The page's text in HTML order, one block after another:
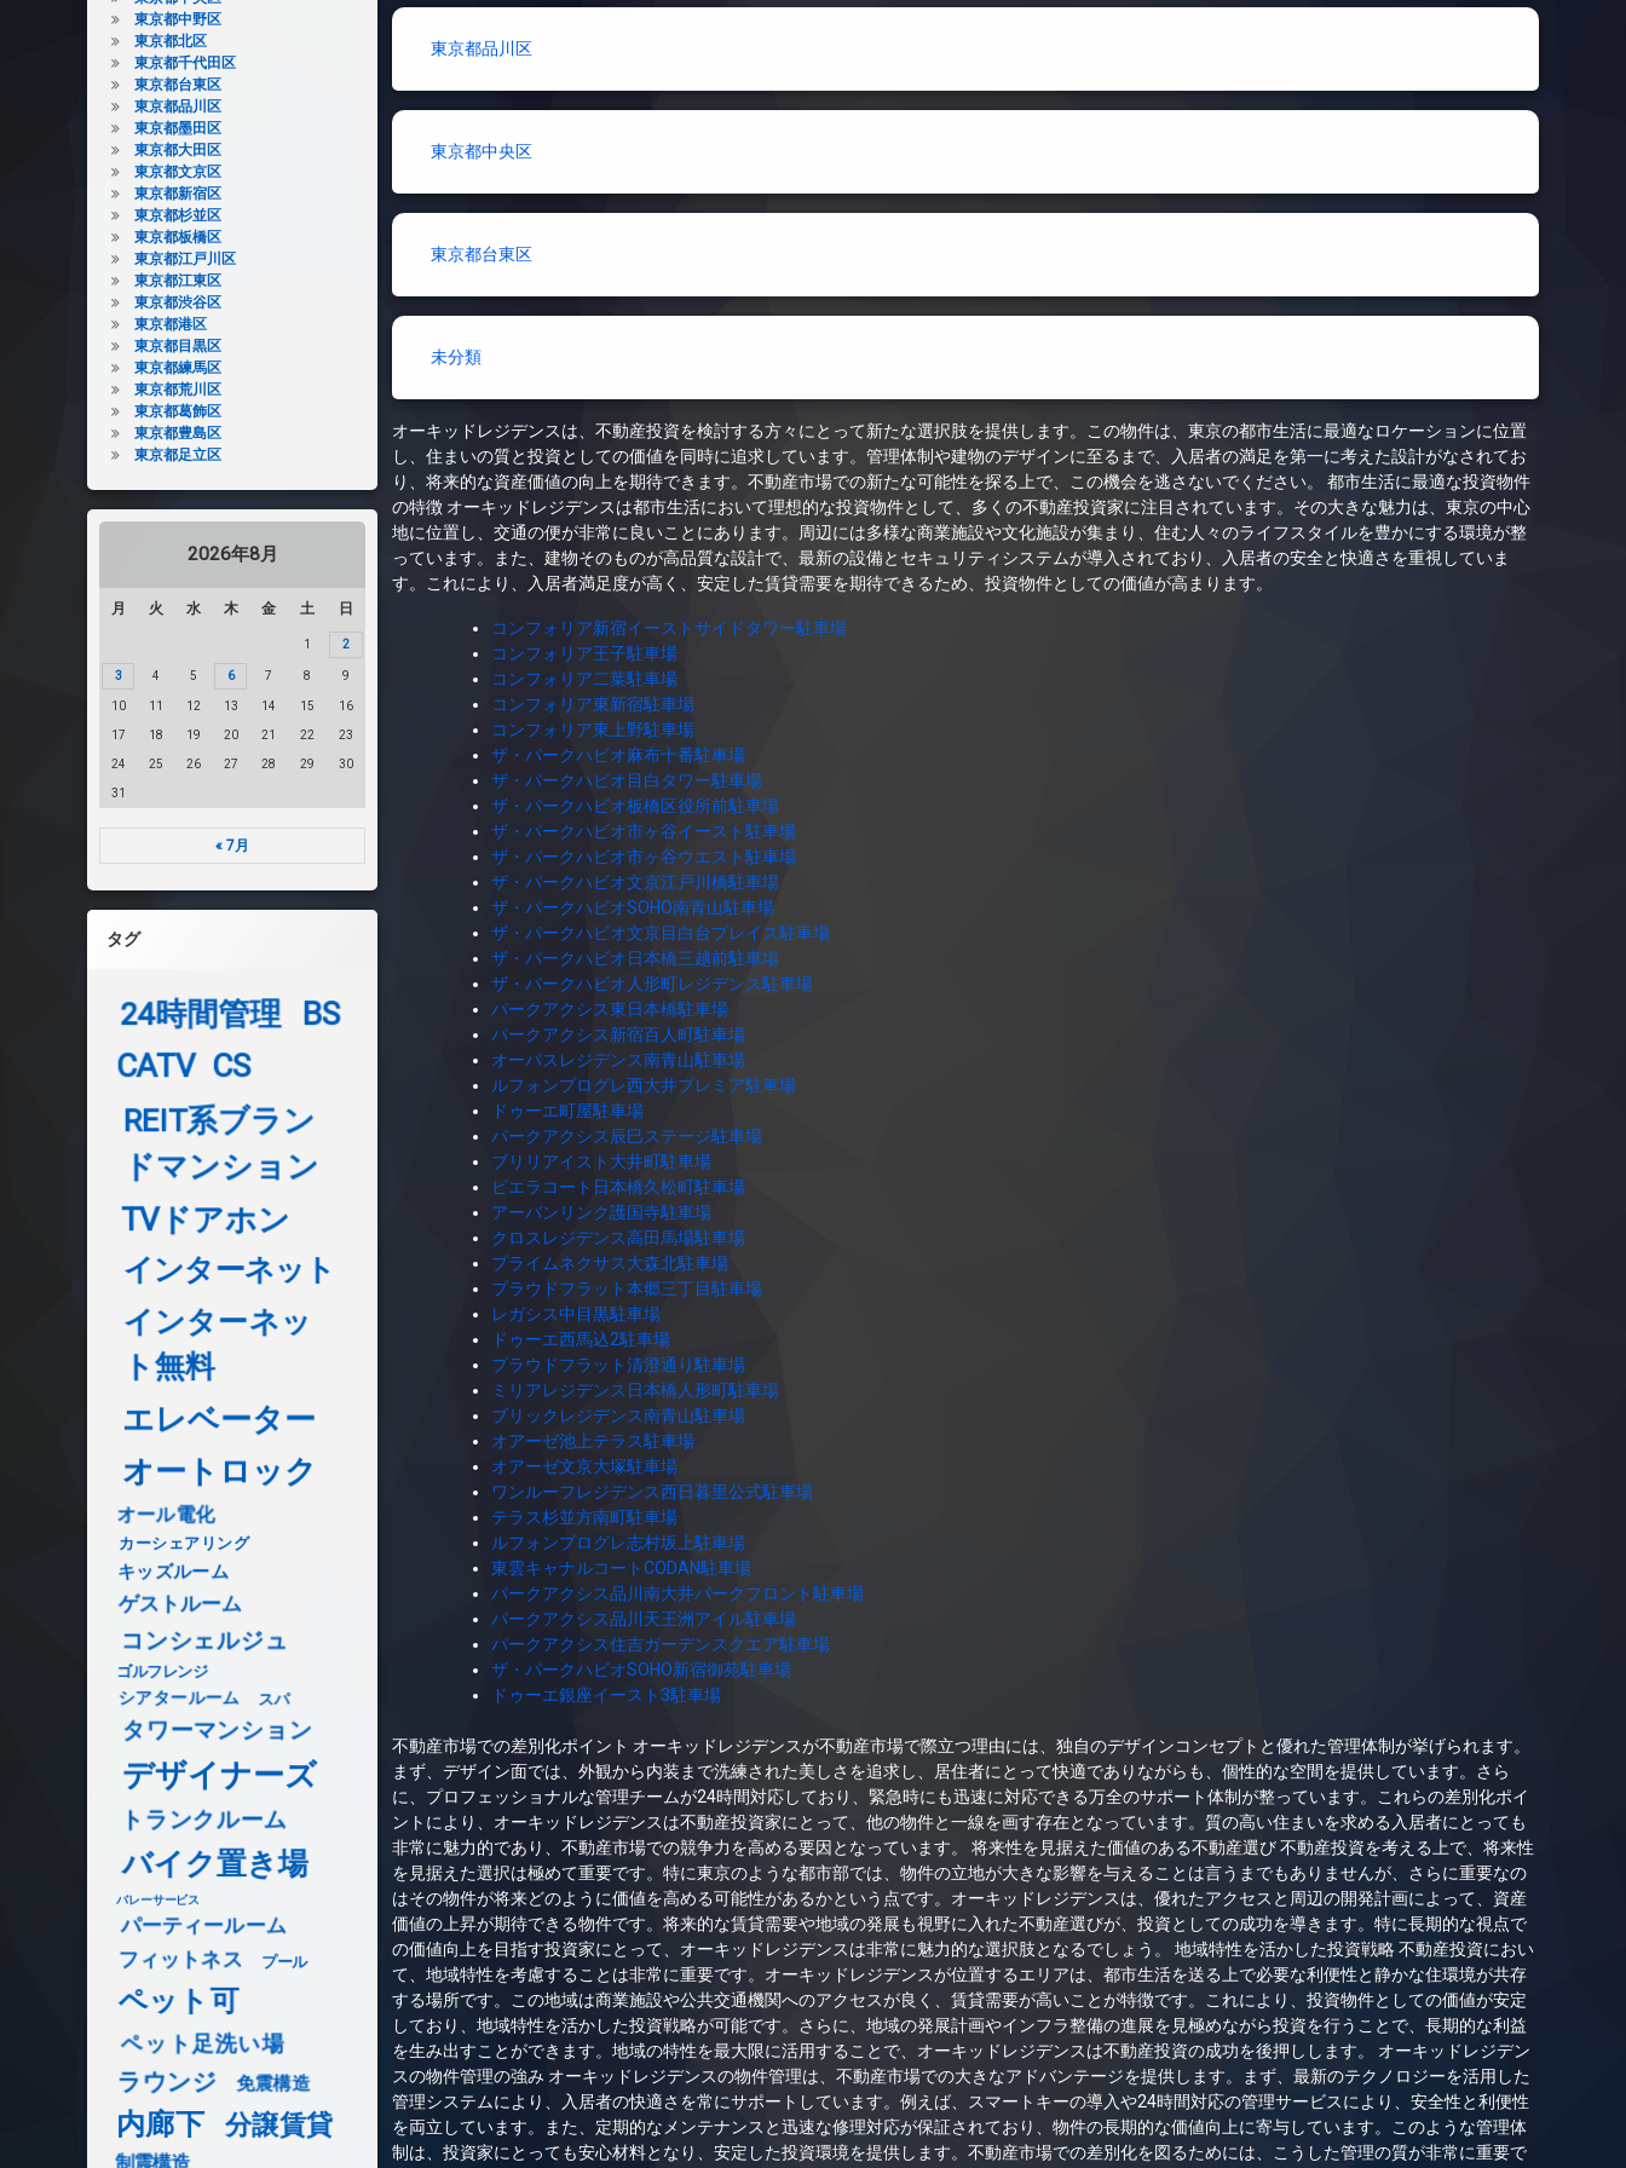
東京都品川区
東京都中央区
東京都台東区
未分類
オーキッドレジデンスは、不動産投資を検討する方々にとって新たな選択肢を提供します。この物件は、東京の都市生活に最適なロケーションに位置
し、住まいの質と投資としての価値を同時に追求しています。管理体制や建物のデザインに至るまで、入居者の満足を第一に考えた設計がなされてお
り、将来的な資産価値の向上を期待できます。不動産市場での新たな可能性を探る上で、この機会を逃さないでください。 都市生活に最適な投資物件
の特徴 オーキッドレジデンスは都市生活において理想的な投資物件として、多くの不動産投資家に注目されています。その大きな魅力は、東京の中心
地に位置し、交通の便が非常に良いことにあります。周辺には多様な商業施設や文化施設が集まり、住む人々のライフスタイルを豊かにする環境が整
っています。また、建物そのものが高品質な設計で、最新の設備とセキュリティシステムが導入されており、入居者の安全と快適さを重視していま
す。これにより、入居者満足度が高く、安定した賃貸需要を期待できるため、投資物件としての価値が高まります。
コンフォリア新宿イーストサイドタワー駐車場
コンフォリア王子駐車場
コンフォリア二葉駐車場
コンフォリア東新宿駐車場
コンフォリア東上野駐車場
ザ・パークハビオ麻布十番駐車場
ザ・パークハビオ目白タワー駐車場
ザ・パークハビオ板橋区役所前駐車場
ザ・パークハビオ市ヶ谷イースト駐車場
ザ・パークハビオ市ヶ谷ウエスト駐車場
ザ・パークハビオ文京江戸川橋駐車場
ザ・パークハビオSOHO南青山駐車場
ザ・パークハビオ文京目白台プレイス駐車場
ザ・パークハビオ日本橋三越前駐車場
ザ・パークハビオ人形町レジデンス駐車場
パークアクシス東日本橋駐車場
パークアクシス新宿百人町駐車場
オーパスレジデンス南青山駐車場
ルフォンプログレ西大井プレミア駐車場
ドゥーエ町屋駐車場
パークアクシス辰巳ステージ駐車場
ブリリアイスト大井町駐車場
ビエラコート日本橋久松町駐車場
アーバンリンク護国寺駐車場
クロスレジデンス高田馬場駐車場
プライムネクサス大森北駐車場
プラウドフラット本郷三丁目駐車場
レガシス中目黒駐車場
ドゥーエ西馬込2駐車場
プラウドフラット清澄通り駐車場
ミリアレジデンス日本橋人形町駐車場
ブリックレジデンス南青山駐車場
オアーゼ池上テラス駐車場
オアーゼ文京大塚駐車場
ワンルーフレジデンス西日暮里公式駐車場
テラス杉並方南町駐車場
ルフォンプログレ志村坂上駐車場
東雲キャナルコートCODAN駐車場
パークアクシス品川南大井パークフロント駐車場
パークアクシス品川天王洲アイル駐車場
パークアクシス住吉ガーデンスクエア駐車場
ザ・パークハビオSOHO新宿御苑駐車場
ドゥーエ銀座イースト3駐車場
不動産市場での差別化ポイント オーキッドレジデンスが不動産市場で際立つ理由には、独自のデザインコンセプトと優れた管理体制が挙げられます。
まず、デザイン面では、外観から内装まで洗練された美しさを追求し、居住者にとって快適でありながらも、個性的な空間を提供しています。さら
に、プロフェッショナルな管理チームが24時間対応しており、緊急時にも迅速に対応できる万全のサポート体制が整っています。これらの差別化ポイ
ントにより、オーキッドレジデンスは不動産投資家にとって、他の物件と一線を画す存在となっています。質の高い住まいを求める入居者にとっても
非常に魅力的であり、不動産市場での競争力を高める要因となっています。 将来性を見据えた価値のある不動産選び 不動産投資を考える上で、将来性
を見据えた選択は極めて重要です。特に東京のような都市部では、物件の立地が大きな影響を与えることは言うまでもありませんが、さらに重要なの
はその物件が将来どのように価値を高める可能性があるかという点です。オーキッドレジデンスは、優れたアクセスと周辺の開発計画によって、資産
価値の上昇が期待できる物件です。将来的な賃貸需要や地域の発展も視野に入れた不動産選びが、投資としての成功を導きます。特に長期的な視点で
の価値向上を目指す投資家にとって、オーキッドレジデンスは非常に魅力的な選択肢となるでしょう。 地域特性を活かした投資戦略 不動産投資におい
て、地域特性を考慮することは非常に重要です。オーキッドレジデンスが位置するエリアは、都市生活を送る上で必要な利便性と静かな住環境が共存
する場所です。この地域は商業施設や公共交通機関へのアクセスが良く、賃貸需要が高いことが特徴です。これにより、投資物件としての価値が安定
しており、地域特性を活かした投資戦略が可能です。さらに、地域の発展計画やインフラ整備の進展を見極めながら投資を行うことで、長期的な利益
を生み出すことができます。地域の特性を最大限に活用することで、オーキッドレジデンスは不動産投資の成功を後押しします。 オーキッドレジデン
スの物件管理の強み オーキッドレジデンスの物件管理は、不動産市場での大きなアドバンテージを提供します。まず、最新のテクノロジーを活用した
管理システムにより、入居者の快適さを常にサポートしています。例えば、スマートキーの導入や24時間対応の管理サービスにより、安全性と利便性
を両立しています。また、定期的なメンテナンスと迅速な修理対応が保証されており、物件の長期的な価値向上に寄与しています。このような管理体
制は、投資家にとっても安心材料となり、安定した投資環境を提供します。不動産市場での差別化を図るためには、こうした管理の質が非常に重要で
東京都中野区
東京都北区
東京都千代田区
東京都台東区
東京都品川区
東京都墨田区
東京都大田区
東京都文京区
東京都新宿区
東京都杉並区
東京都板橋区
東京都江戸川区
東京都江東区
東京都渋谷区
東京都港区
東京都目黒区
東京都練馬区
東京都荒川区
東京都葛飾区
東京都豊島区
東京都足立区
2026年8月
月 火 水 木 金 土 日
1 2
3 4 5 6 7 8 9
10 11 12 13 14 15 16
17 18 19 20 21 22 23
24 25 26 27 28 29 30
31
« 7月
タグ
24時間管理
BS
CATV CS
REIT系ブラン
ドマンション
TVドアホン
インターネット
インターネッ
ト無料
エレベーター
オートロック
オール電化
カーシェアリング
キッズルーム
ゲストルーム
コンシェルジュ
ゴルフレンジ
シアタールーム スパ
タワーマンション
デザイナーズ
トランクルーム
バイク置き場
バレーサービス
パーティールーム
フィットネス プール
ペット可
ペット足洗い場
ラウンジ 免震構造
内廊下 分譲賃貸
制震構造